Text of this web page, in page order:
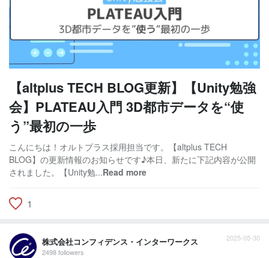
【altplus TECH BLOG更新】【Unity勉強
会】PLATEAU入門 3D都市データを“使
う”最初の一歩
こんにちは！オルトプラス採用担当です。【altplus TECH
BLOG】の更新情報のお知らせです♪本日、新たに下記内容が公開
されました。【Unity勉...Read more
1
株式会社コンフィデンス・インターワークス
2498 followers
2025-05-30